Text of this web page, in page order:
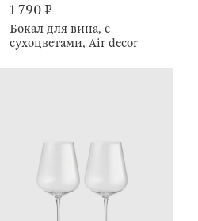
1 790 ₽
Бокал для вина, с
сухоцветами, Air decor